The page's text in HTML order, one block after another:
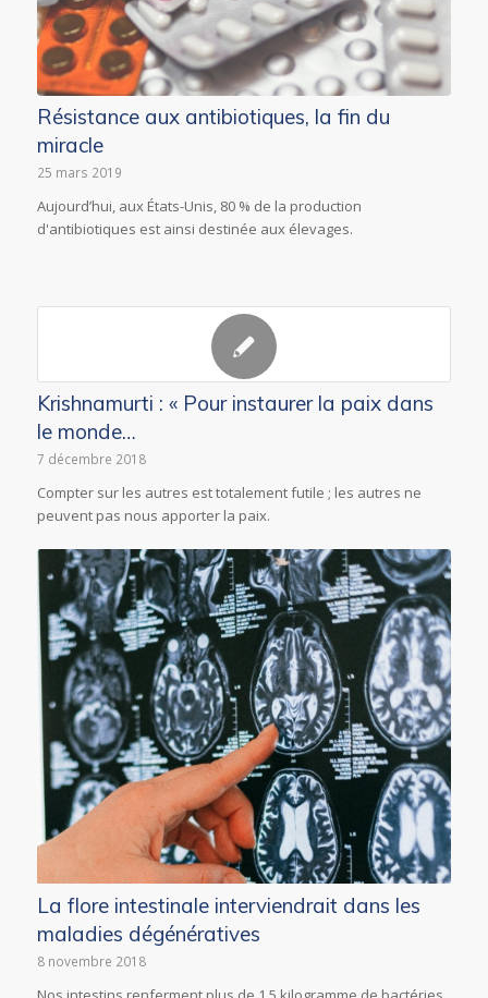
Résistance aux antibiotiques, la fin du
miracle
25 mars 2019
Aujourd’hui, aux États-Unis, 80 % de la production
d'antibiotiques est ainsi destinée aux élevages.
Krishnamurti : « Pour instaurer la paix dans
le monde…
7 décembre 2018
Compter sur les autres est totalement futile ; les autres ne
peuvent pas nous apporter la paix.
La flore intestinale interviendrait dans les
maladies dégénératives
8 novembre 2018